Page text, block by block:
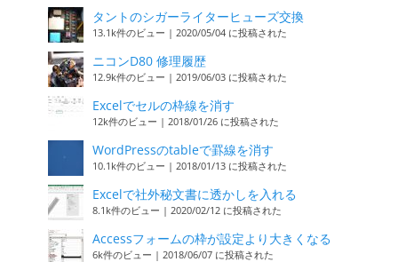
タントのシガーライターヒューズ交換
13.1k件のビュー | 2020/05/04 に投稿された
ニコンD80 修理履歴
12.9k件のビュー | 2019/06/03 に投稿された
Excelでセルの枠線を消す
12k件のビュー | 2018/01/26 に投稿された
WordPressのtableで罫線を消す
10.1k件のビュー | 2018/01/13 に投稿された
Excelで社外秘文書に透かしを入れる
8.1k件のビュー | 2020/02/12 に投稿された
Accessフォームの枠が設定より大きくなる
6k件のビュー | 2018/06/07 に投稿された